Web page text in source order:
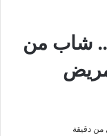
شاب من
من دقيقة